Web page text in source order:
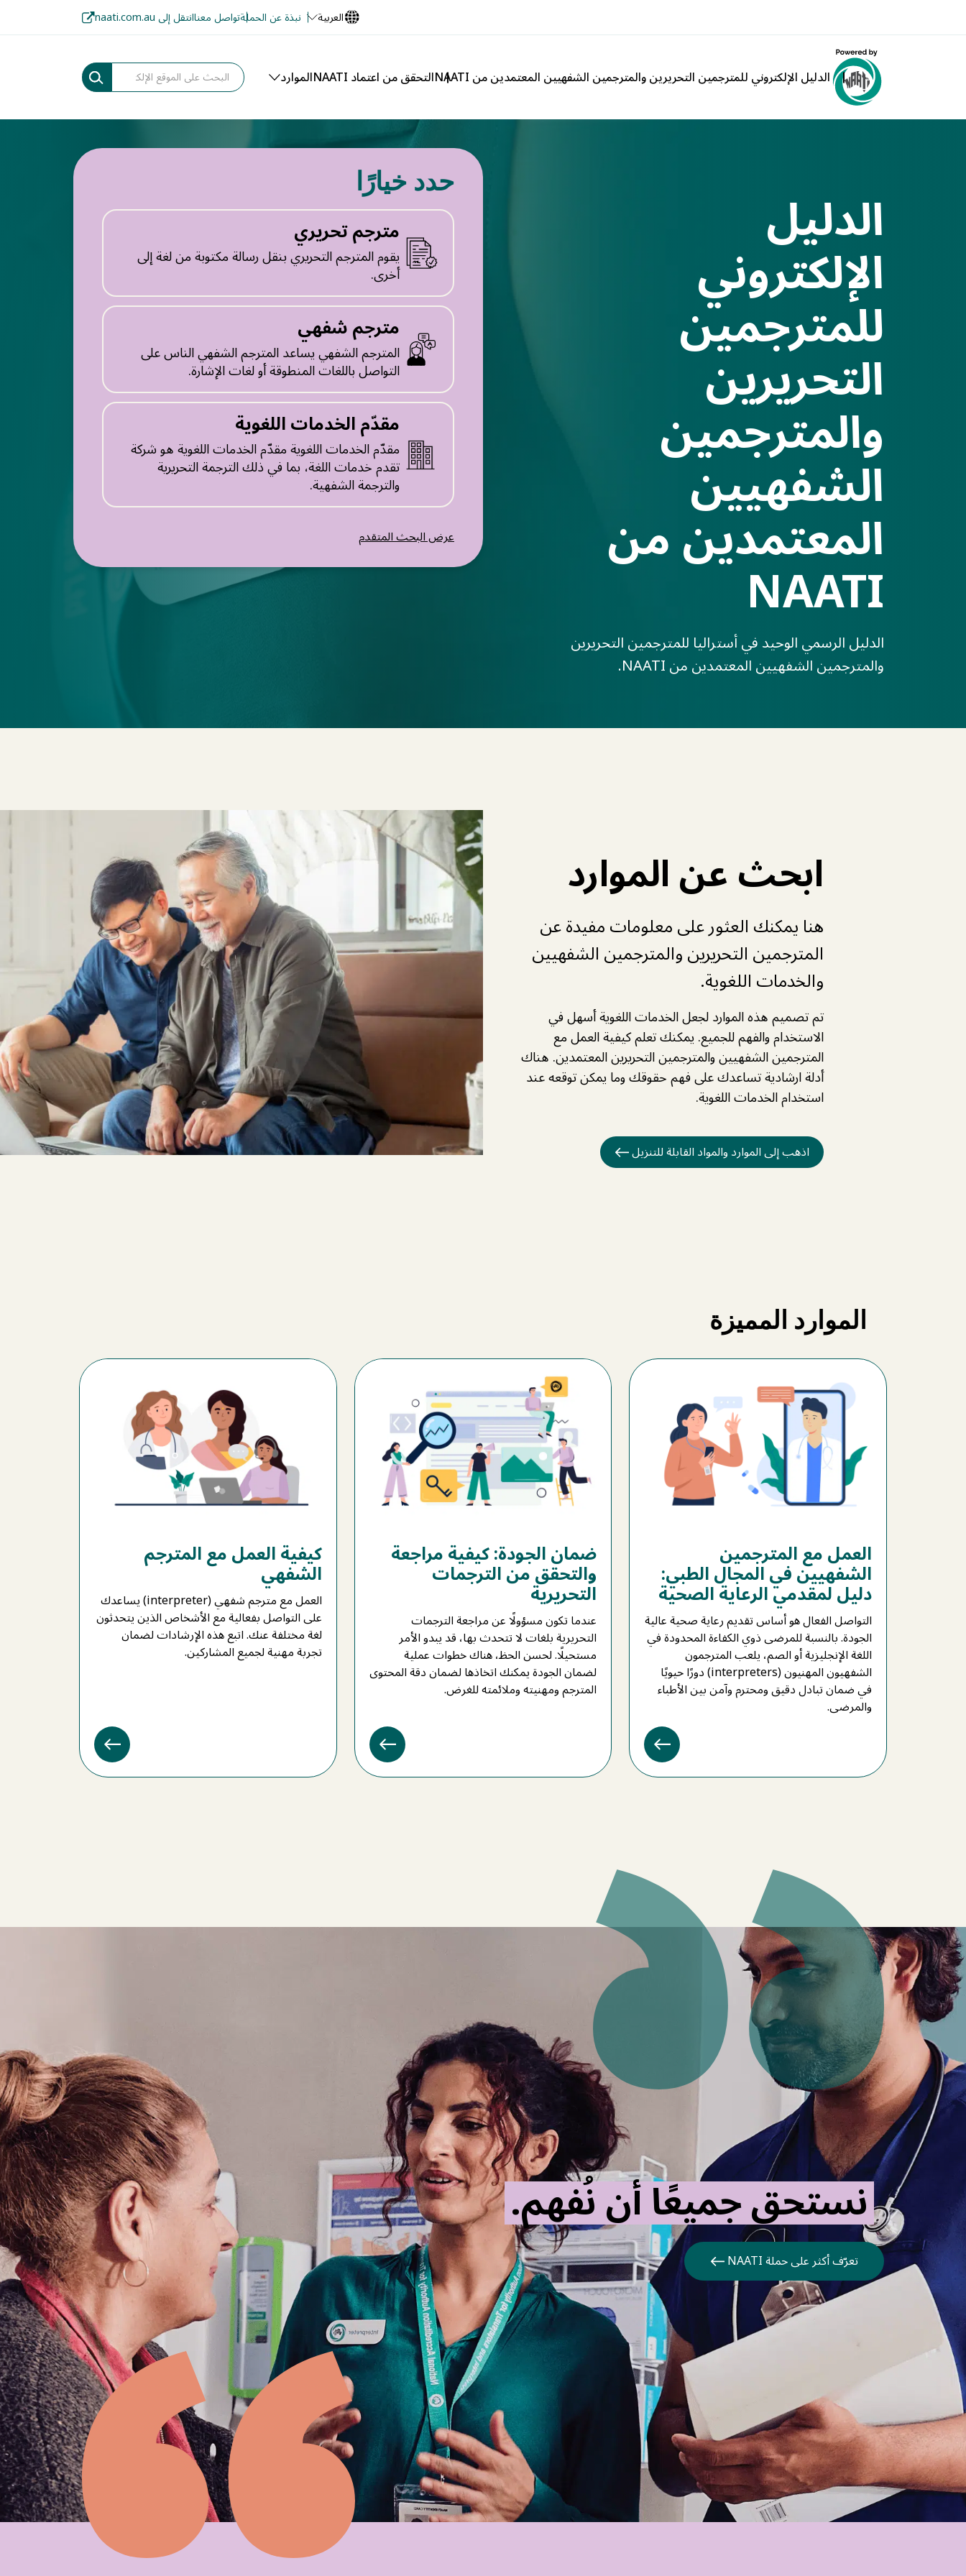
العربية نبذة عن الحملةتواصل معناانتقل إلى naati.com.au
الدليل الإلكتروني للمترجمين التحريرين والمترجمين الشفهيين المعتمدين من NAATI التحقق من اعتماد NAATI الموارد
الدليل
الإلكتروني
للمترجمين
التحريرين
والمترجمين
الشفهيين
المعتمدين من
NAATI
الدليل الرسمي الوحيد في أستراليا للمترجمين التحريرين
والمترجمين الشفهيين المعتمدين من NAATI.
حدد خيارًا
مترجم تحريري
يقوم المترجم التحريري بنقل رسالة مكتوبة من لغة إلى
أخرى.
مترجم شفهي
المترجم الشفهي يساعد المترجم الشفهي الناس على
التواصل باللغات المنطوقة أو لغات الإشارة.
مقدّم الخدمات اللغوية
مقدّم الخدمات اللغوية مقدّم الخدمات اللغوية هو شركة
تقدم خدمات اللغة، بما في ذلك الترجمة التحريرية
والترجمة الشفهية.
عرض البحث المتقدم
ابحث عن الموارد
هنا يمكنك العثور على معلومات مفيدة عن
المترجمين التحريرين والمترجمين الشفهيين
والخدمات اللغوية.
تم تصميم هذه الموارد لجعل الخدمات اللغوية أسهل في
الاستخدام والفهم للجميع. يمكنك تعلم كيفية العمل مع
المترجمين الشفهيين والمترجمين التحريرين المعتمدين. هناك
أدلة ارشادية تساعدك على فهم حقوقك وما يمكن توقعه عند
استخدام الخدمات اللغوية.
اذهب إلى الموارد والمواد القابلة للتنزيل
الموارد المميزة
العمل مع المترجمين
الشفهيين في المجال الطبي:
دليل لمقدمي الرعاية الصحية
التواصل الفعال هو أساس تقديم رعاية صحية عالية
الجودة. بالنسبة للمرضى ذوي الكفاءة المحدودة في
اللغة الإنجليزية أو الصم، يلعب المترجمون
الشفهيون المهنيون (interpreters) دورًا حيويًا
في ضمان تبادل دقيق ومحترم وآمن بين الأطباء
والمرضى.
ضمان الجودة: كيفية مراجعة
والتحقق من الترجمات
التحريرية
عندما تكون مسؤولًا عن مراجعة الترجمات
التحريرية بلغات لا تتحدث بها، قد يبدو الأمر
مستحيلًا. لحسن الحظ، هناك خطوات عملية
لضمان الجودة يمكنك اتخاذها لضمان دقة المحتوى
المترجم ومهنيته وملائمته للغرض.
كيفية العمل مع المترجم
الشفهي
العمل مع مترجم شفهي (interpreter) يساعدك
على التواصل بفعالية مع الأشخاص الذين يتحدثون
لغة مختلفة عنك. اتبع هذه الإرشادات لضمان
تجربة مهنية لجميع المشاركين.
نستحق جميعًا أن نُفهم.
تعرّف أكثر على حملة NAATI